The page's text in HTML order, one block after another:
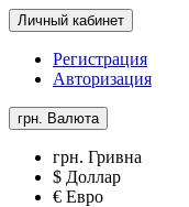
Личный кабинет
Регистрация
Авторизация
грн. Валюта
грн. Гривна
$ Доллар
€ Евро